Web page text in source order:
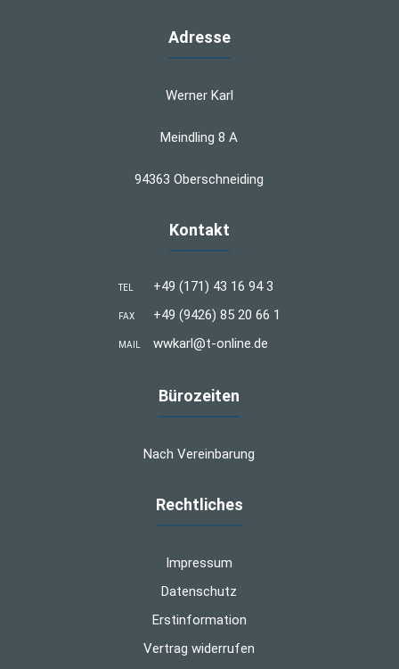
Adresse
Werner Karl
Meindling 8 A
94363 Oberschneiding
Kontakt
TEL +49 (171) 43 16 94 3
FAX +49 (9426) 85 20 66 1
MAIL wwkarl@t-online.de
Bürozeiten
Nach Vereinbarung
Rechtliches
Impressum
Datenschutz
Erstinformation
Vertrag widerrufen